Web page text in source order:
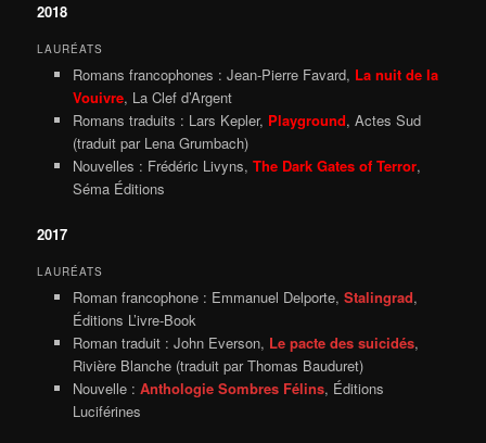
2018
LAURÉATS
Romans francophones : Jean-Pierre Favard, La nuit de la
Vouivre, La Clef d’Argent
Romans traduits : Lars Kepler, Playground, Actes Sud
(traduit par Lena Grumbach)
Nouvelles : Frédéric Livyns, The Dark Gates of Terror,
Séma Éditions
2017
LAURÉATS
Roman francophone : Emmanuel Delporte, Stalingrad,
Éditions L’ivre-Book
Roman traduit : John Everson, Le pacte des suicidés,
Rivière Blanche (traduit par Thomas Bauduret)
Nouvelle : Anthologie Sombres Félins, Éditions
Luciférines